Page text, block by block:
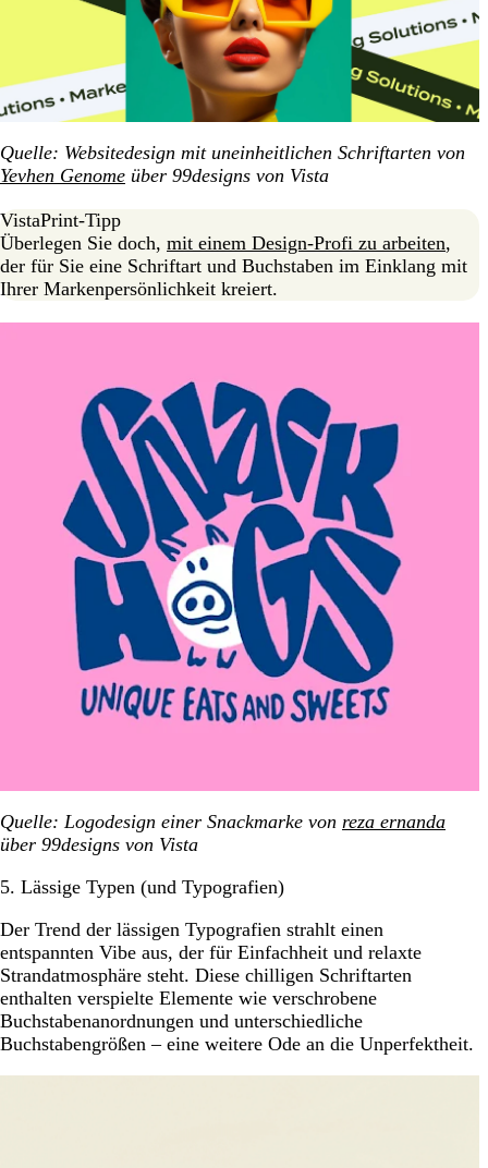
Quelle: Websitedesign mit uneinheitlichen Schriftarten von
Yevhen Genome über 99designs von Vista
VistaPrint-Tipp
Überlegen Sie doch, mit einem Design-Profi zu arbeiten,
der für Sie eine Schriftart und Buchstaben im Einklang mit
Ihrer Markenpersönlichkeit kreiert.
Quelle: Logodesign einer Snackmarke von reza ernanda
über 99designs von Vista
5. Lässige Typen (und Typografien)
Der Trend der lässigen Typografien strahlt einen
entspannten Vibe aus, der für Einfachheit und relaxte
Strandatmosphäre steht. Diese chilligen Schriftarten
enthalten verspielte Elemente wie verschrobene
Buchstabenanordnungen und unterschiedliche
Buchstabengrößen – eine weitere Ode an die Unperfektheit.